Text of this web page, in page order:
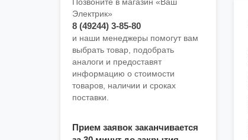
Электрик»
8 (49244) 3-85-80
и наши менеджеры помогут вам
выбрать товар, подобрать
аналоги и предоставят
информацию о стоимости
товаров, наличии и сроках
поставки.
Прием заявок заканчивается